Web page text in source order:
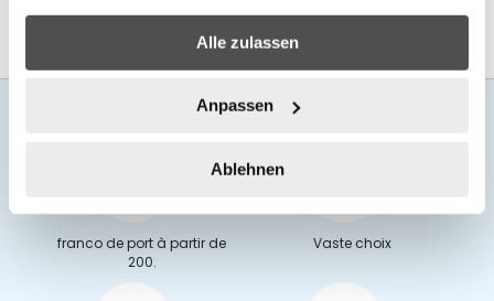
Alle zulassen
Anpassen
Ablehnen
franco de port à partir de
200.
Vaste choix